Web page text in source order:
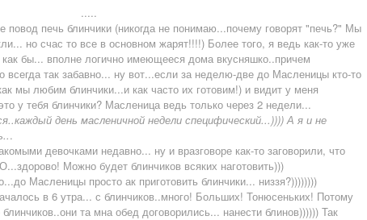
.....
печь блинчики (никогда не понимаю...почему говорят "печь?" Мы
но счас то все в основном жарят!!!!) Более того, я ведь как-то уже
как бы... вполне логично имеющееся дома вкусняшко..причем
всегда так забавно... ну вот...если за неделю-две до Масленицы кто-то
мы любим блинчики...и как часто их готовим!) и видит у меня
у тебя блинчики? Масленица ведь только через 2 недели...
день масленичной недели специфический...)))) А я и не
.
девочками недавно... ну и вразговоре как-то заговорили, что
Можно будет блинчиков всяких наготовить)))
Масленицы просто ак приготовить блинчики... низзя?))))))))
в 6 утра... с блинчиков..много! Больших! Тонюсеньких! Потому
та мна обед договорились... нанести блинов)))))) Так